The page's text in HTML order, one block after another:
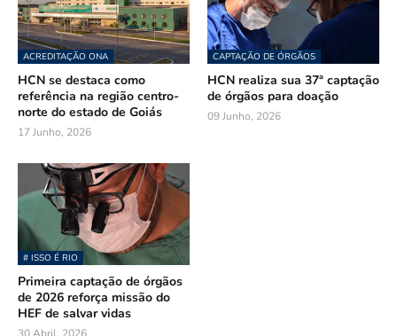
ACREDITAÇÃO ONA
HCN se destaca como
referência na região centro-
norte do estado de Goiás
17 Junho, 2026
CAPTAÇÃO DE ÓRGÃOS
HCN realiza sua 37ª captação
de órgãos para doação
09 Junho, 2026
# ISSO É RIO
Primeira captação de órgãos
de 2026 reforça missão do
HEF de salvar vidas